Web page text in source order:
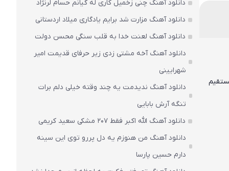
دانلود آهنگ چنی زخمیل کاری له گیانم حسام لرنژاد
دانلود آهنگ مزارت شد برایم یادگاری میلاد اردستانی
دانلود آهنگ لعنت خدا به قلب سنگی محسن دولت
دانلود آهنگ آخه مشتی زدی زیر حرفای قدیمت امیر
شهرایینی
دانلود آهنگ ندیدمت یه چند وقته خیلی دلم برات
تنگه آرش بابایی
دانلود آهنگ الله اکبر فقط 207 مشکی سعید کریمی
دانلود آهنگ من هنوزم یه دل پررو توی این سینه
دارم حسین پارسا